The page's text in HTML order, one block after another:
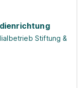
Stiftung &